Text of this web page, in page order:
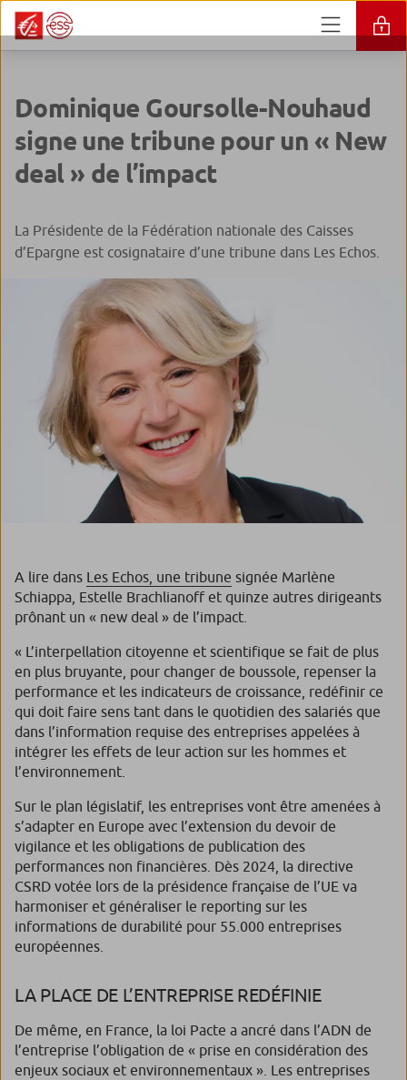
Dominique Goursolle-Nouhaud
signe une tribune pour un « New
deal » de l’impact
La Présidente de la Fédération nationale des Caisses
d’Epargne est cosignataire d’une tribune dans Les Echos.
A lire dans Les Echos, une tribune signée Marlène
Schiappa, Estelle Brachlianoff et quinze autres dirigeants
prônant un « new deal » de l’impact.
« L’interpellation citoyenne et scientifique se fait de plus
en plus bruyante, pour changer de boussole, repenser la
performance et les indicateurs de croissance, redéfinir ce
qui doit faire sens tant dans le quotidien des salariés que
dans l’information requise des entreprises appelées à
intégrer les effets de leur action sur les hommes et
l’environnement.
Sur le plan législatif, les entreprises vont être amenées à
s’adapter en Europe avec l’extension du devoir de
vigilance et les obligations de publication des
performances non financières. Dès 2024, la directive
CSRD votée lors de la présidence française de l’UE va
harmoniser et généraliser le reporting sur les
informations de durabilité pour 55.000 entreprises
européennes.
LA PLACE DE L’ENTREPRISE REDÉFINIE
De même, en France, la loi Pacte a ancré dans l’ADN de
l’entreprise l’obligation de « prise en considération des
enjeux sociaux et environnementaux ». Les entreprises